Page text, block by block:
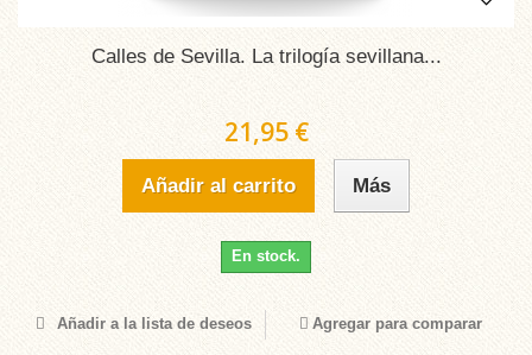
Calles de Sevilla. La trilogía sevillana...
21,95 €
Añadir al carrito Más
En stock.
Añadir a la lista de deseos Agregar para comparar